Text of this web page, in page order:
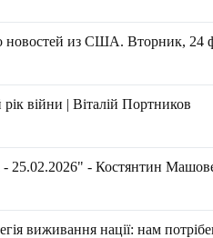
новостей из США. Вторник, 24
війни | Віталій Портников
- 25.02.2026" - Костянтин
виживання нації: нам